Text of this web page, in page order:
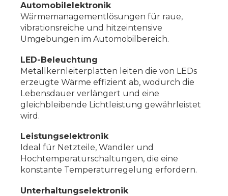
Automobilelektronik
Wärmemanagementlösungen für raue,
vibrationsreiche und hitzeintensive
Umgebungen im Automobilbereich.
LED-Beleuchtung
Metallkernleiterplatten leiten die von LEDs
erzeugte Wärme effizient ab, wodurch die
Lebensdauer verlängert und eine
gleichbleibende Lichtleistung gewährleistet
wird.
Leistungselektronik
Ideal für Netzteile, Wandler und
Hochtemperaturschaltungen, die eine
konstante Temperaturregelung erfordern.
Unterhaltungselektronik